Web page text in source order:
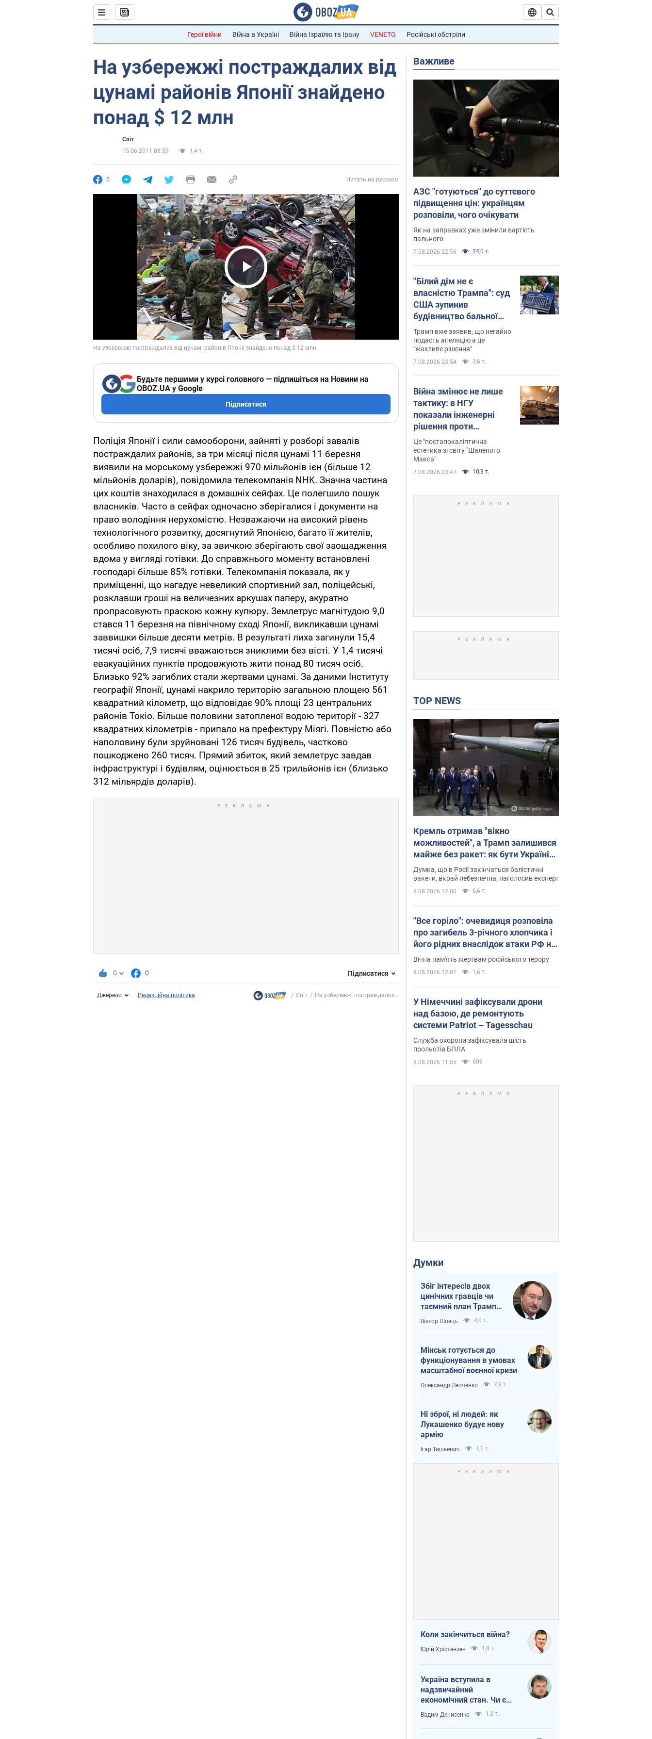
Герої війни Війна в Україні Війна Ізраїлю та Ірану VENETO Російські обстріли
На узбережжі постраждалих від
цунамі районів Японії знайдено
понад $ 12 млн
Світ
15.06.2011 08:59
1,4 т.
0 Читать на русском
Play Video
Будьте першими у курсі головного — підпишіться на Новини на
OBOZ.UA у Google
Підписатися
Поліція Японії і сили самооборони, зайняті у розборі завалів
постраждалих районів, за три місяці після цунамі 11 березня
виявили на морському узбережжі 970 мільйонів ієн (більше 12
мільйонів доларів), повідомила телекомпанія NHK. Значна частина
цих коштів знаходилася в домашніх сейфах. Це полегшило пошук
власників. Часто в сейфах одночасно зберігалися і документи на
право володіння нерухомістю. Незважаючи на високий рівень
технологічного розвитку, досягнутий Японією, багато її жителів,
особливо похилого віку, за звичкою зберігають свої заощадження
вдома у вигляді готівки. До справжнього моменту встановлені
господарі більше 85% готівки. Телекомпанія показала, як у
приміщенні, що нагадує невеликий спортивний зал, поліцейські,
розклавши гроші на величезних аркушах паперу, акуратно
пропрасовують праскою кожну купюру. Землетрус магнітудою 9,0
стався 11 березня на північному сході Японії, викликавши цунамі
заввишки більше десяти метрів. В результаті лиха загинули 15,4
тисячі осіб, 7,9 тисячі вважаються зниклими без вісті. У 1,4 тисячі
евакуаційних пунктів продовжують жити понад 80 тисяч осіб.
Близько 92% загиблих стали жертвами цунамі. За даними Інституту
географії Японії, цунамі накрило територію загальною площею 561
квадратний кілометр, що відповідає 90% площі 23 центральних
районів Токіо. Більше половини затопленої водою території - 327
квадратних кілометрів - припало на префектуру Міягі. Повністю або
наполовину були зруйновані 126 тисяч будівель, частково
пошкоджено 260 тисяч. Прямий збиток, який землетрус завдав
інфраструктурі і будівлям, оцінюється в 25 трильйонів ієн (близько
312 мільярдів доларів).
0 0 Підписатися
Джерело Редакційна політика Світ На узбережжі постраждалих...
Важливе
АЗС "готуються" до суттєвого
підвищення цін: українцям
розповіли, чого очікувати
Як на заправках уже змінили вартість
пального
7.08.2026 22:56 24,0 т.
"Білий дім не є
власністю Трампа": суд
США зупинив
будівництво бальної
зали за $400 млн
Трамп вже заявив, що негайно
подасть апеляцію а це
"жахливе рішення"
7.08.2026 23:54 3,6 т.
Війна змінює не лише
тактику: в НГУ
показали інженерні
рішення проти
російських FPV-дронів.
Фото
Це "постапокаліптична
естетика зі світу "Шаленого
Макса"
7.08.2026 23:47 10,3 т.
TOP NEWS
Кремль отримав "вікно
можливостей", а Трамп залишився
майже без ракет: як бути Україні?
Інтерв’ю з Мельником
Думка, що в Росії закінчаться балістичні
ракети, вкрай небезпечна, наголосив експерт
8.08.2026 12:00 6,6 т.
"Все горіло": очевидиця розповіла
про загибель 3-річного хлопчика і
його рідних внаслідок атаки РФ на
Київщину. Відео та фото
Вічна пам'ять жертвам російського терору
8.08.2026 12:07 1,6 т.
У Німеччині зафіксували дрони
над базою, де ремонтують
системи Patriot – Tagesschau
Служба охорони зафіксувала шість
прольотів БПЛА
8.08.2026 11:55 609
Думки
Збіг інтересів двох
цинічних гравців чи
таємний план Трампа
і Путіна?
Віктор Швець 4,0 т.
Мінськ готується до
функціонування в умовах
масштабної воєнної кризи
Олександр Левченко 7,9 т.
Ні зброї, ні людей: як
Лукашенко будує нову
армію
Ігар Тишкевич 1,0 т.
Коли закінчиться війна?
Юрій Хрістензен 1,8 т.
Україна вступила в
надзвичайний
економічний стан. Чи є
світло вкінці тунелю?
Вадим Денисенко 1,3 т.